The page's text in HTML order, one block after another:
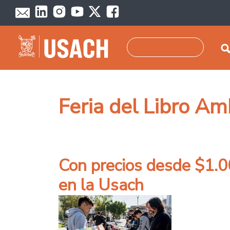
Pasar al contenido principal
Feria del Libro
Con precios desde
en la Usach